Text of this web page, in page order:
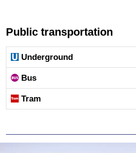
Public transportation
Underground
Bus
Tram